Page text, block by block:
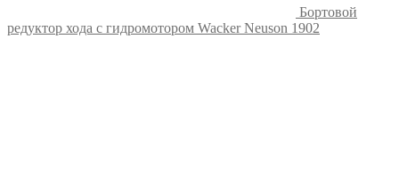
Бортовой
редуктор хода с гидромотором Wacker Neuson 1902